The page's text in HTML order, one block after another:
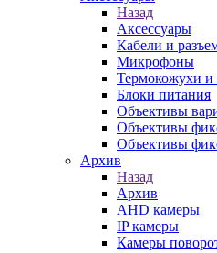
Назад
Аксессуары
Кабели и
Микрофоны
Термокожухи
Блоки питания
Объективы
Объективы
Объективы
Архив
Назад
Архив
AHD камеры
IP камеры
Камеры